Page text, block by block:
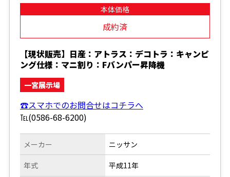
本体価格
成約済
【現状販売】日産：アトラス：デコトラ：キャンピ
ング仕様：マニ割り：Fバンパー昇降機
一宮展示場
☎スマホでのお問合せはコチラへ
℡(0586-68-6200)
メーカー
年式
ニッサン
平成11年